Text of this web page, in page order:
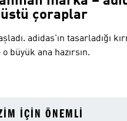
üstü çoraplar
adidas'ın tasarladığı
büyük ana hazırsın.
IÇIN ÖNEMLI